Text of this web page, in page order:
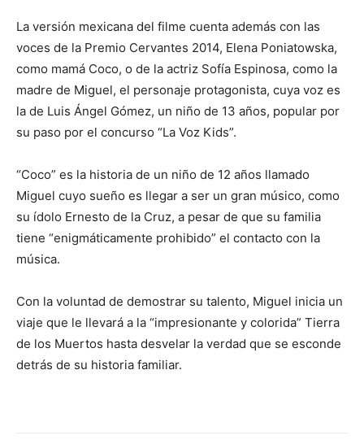
La versión mexicana del filme cuenta además con las
voces de la Premio Cervantes 2014, Elena Poniatowska,
como mamá Coco, o de la actriz Sofía Espinosa, como la
madre de Miguel, el personaje protagonista, cuya voz es
la de Luis Ángel Gómez, un niño de 13 años, popular por
su paso por el concurso “La Voz Kids”.
“Coco” es la historia de un niño de 12 años llamado
Miguel cuyo sueño es llegar a ser un gran músico, como
su ídolo Ernesto de la Cruz, a pesar de que su familia
tiene “enigmáticamente prohibido” el contacto con la
música.
Con la voluntad de demostrar su talento, Miguel inicia un
viaje que le llevará a la “impresionante y colorida” Tierra
de los Muertos hasta desvelar la verdad que se esconde
detrás de su historia familiar.